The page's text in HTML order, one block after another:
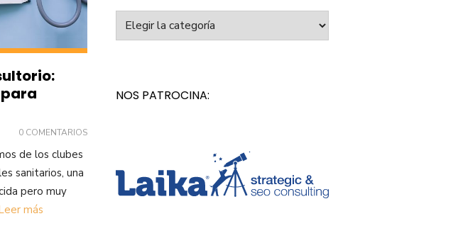
0 COMENTARIOS
de los clubes
sanitarios, una
pero muy
más
NOS PATROCINA: